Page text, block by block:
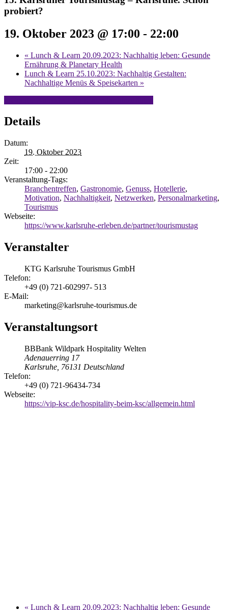
probiert?
19. Oktober 2023 @ 17:00 - 22:00
« Lunch & Learn 20.09.2023: Nachhaltig leben: Gesunde
Ernährung & Planetary Health
Lunch & Learn 25.10.2023: Nachhaltig Gestalten:
Nachhaltige Menüs & Speisekarten »
Details
Datum:
19. Oktober 2023
Zeit:
17:00 - 22:00
Veranstaltung-Tags:
Branchentreffen, Gastronomie, Genuss, Hotellerie,
Motivation, Nachhaltigkeit, Netzwerken, Personalmarketing,
Tourismus
Webseite:
https://www.karlsruhe-erleben.de/partner/tourismustag
Veranstalter
KTG Karlsruhe Tourismus GmbH
Telefon:
+49 (0) 721-602997- 513
E-Mail:
marketing@karlsruhe-tourismus.de
Veranstaltungsort
BBBank Wildpark Hospitality Welten
Adenauerring 17
Karlsruhe 76131 Deutschland
Telefon:
+49 (0) 721-96434-734
Webseite:
https://vip-ksc.de/hospitality-beim-ksc/allgemein.html
« Lunch & Learn 20.09.2023: Nachhaltig leben: Gesunde